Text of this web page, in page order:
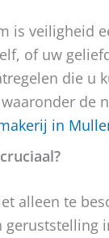
is veiligheid
of uw
die u
de
in
alleen te